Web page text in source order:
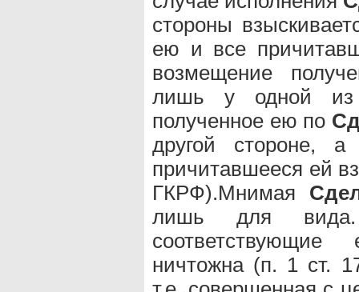
стороны
ею и все
возмещение
лишь у одной
полученное ею по
другой стороне, а
причитавшееся ей
ГКРФ).Мнимая
лишь для вида.
ничтожна (п. 1 ст.